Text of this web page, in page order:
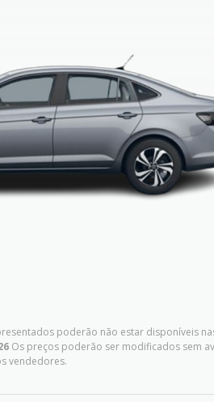
poderão não estar disponíveis
Os preços poderão ser modificados sem
vendedores.